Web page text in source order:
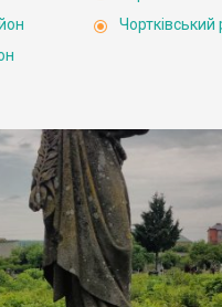
Чортківський